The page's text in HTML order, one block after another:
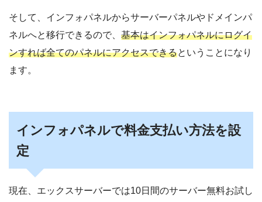
そして、インフォパネルからサーバーパネルやドメインパ
ネルへと移行できるので、 基本はインフォパネルにログイ
ンすれば全てのパネルにアクセスできるということになり
ます。
インフォパネルで料金支払い方法を設
定
現在、エックスサーバーでは10日間のサーバー無料お試し